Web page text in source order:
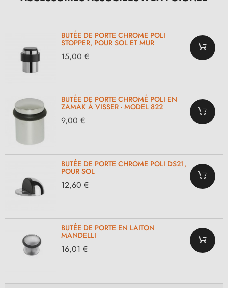
BUTÉE DE PORTE CHROME POLI
STOPPER, POUR SOL ET MUR
15,00 €
BUTÉE DE PORTE CHROMÉ POLI EN
ZAMAK À VISSER - MODEL 822
9,00 €
BUTÉE DE PORTE CHROME POLI DS21,
POUR SOL
12,60 €
BUTÉE DE PORTE EN LAITON
MANDELLI
16,01 €